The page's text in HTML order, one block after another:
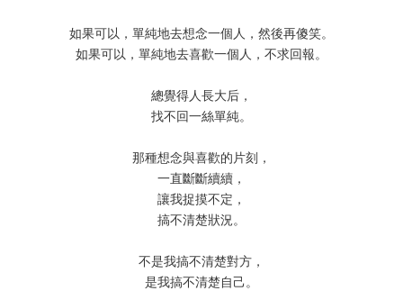
如果可以，單純地去想念一個人，然後再傻笑。
如果可以，單純地去喜歡一個人，不求回報。
總覺得人長大后，
找不回一絲單純。
那種想念與喜歡的片刻，
一直斷斷續續，
讓我捉摸不定，
搞不清楚狀況。
不是我搞不清楚對方，
是我搞不清楚自己。